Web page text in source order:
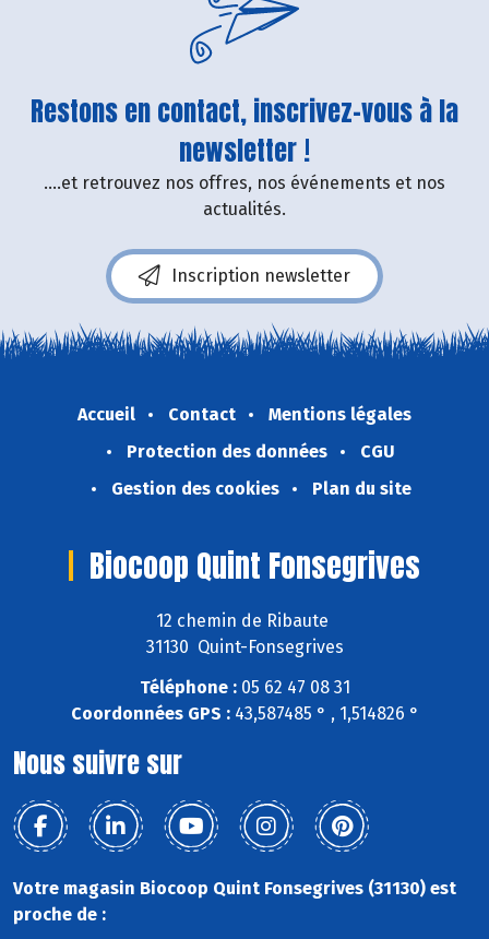
Restons en contact, inscrivez-vous à la
newsletter !
....et retrouvez nos offres, nos événements et nos
actualités.
Inscription newsletter
Accueil Contact
Mentions légales
Protection des données
CGU
Gestion des cookies
Plan du site
Biocoop Quint Fonsegrives
12 chemin de Ribaute
31130 Quint-Fonsegrives
Téléphone :05 62 47 08 31
Coordonnées GPS :43,587485 ° , 1,514826 °
Nous suivre sur
Votre magasin Biocoop Quint Fonsegrives (31130) est
proche de :